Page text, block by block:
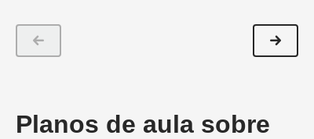
Planos de aula sobre